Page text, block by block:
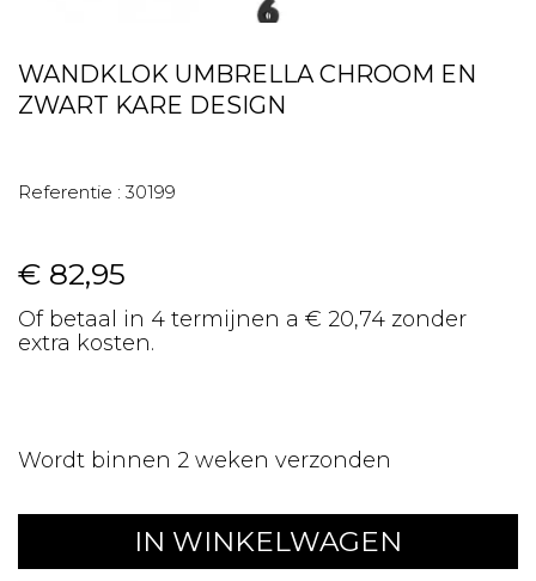
WANDKLOK UMBRELLA CHROOM EN
ZWART KARE DESIGN
Referentie : 30199
€ 82,95
Of betaal in 4 termijnen a € 20,74 zonder
extra kosten.
Wordt binnen 2 weken verzonden
IN WINKELWAGEN